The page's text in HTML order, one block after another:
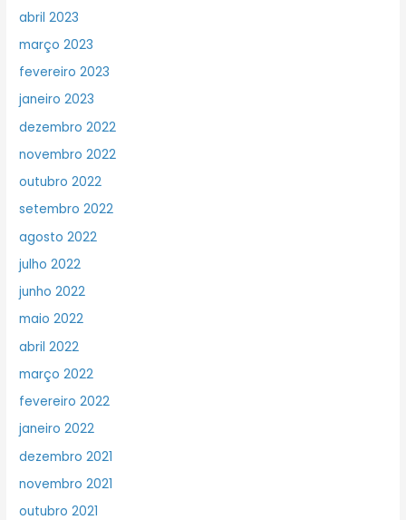
abril 2023
março 2023
fevereiro 2023
janeiro 2023
dezembro 2022
novembro 2022
outubro 2022
setembro 2022
agosto 2022
julho 2022
junho 2022
maio 2022
abril 2022
março 2022
fevereiro 2022
janeiro 2022
dezembro 2021
novembro 2021
outubro 2021